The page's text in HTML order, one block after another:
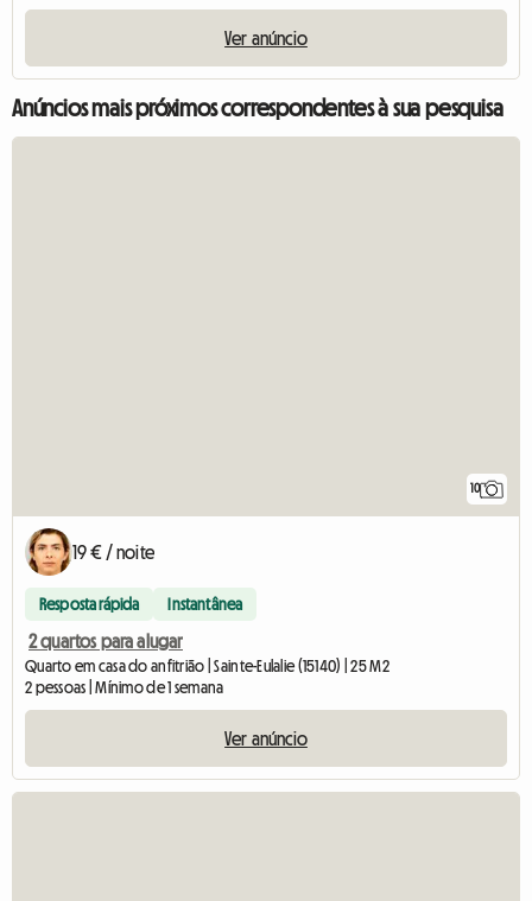
Ver anúncio
Anúncios mais próximos correspondentes à sua pesquisa
10
19 € / noite
Resposta rápida Instantânea
2 quartos para alugar
Quarto em casa do anfitrião | Sainte-Eulalie (15140) | 25 M2
2 pessoas | Mínimo de 1 semana
Ver anúncio